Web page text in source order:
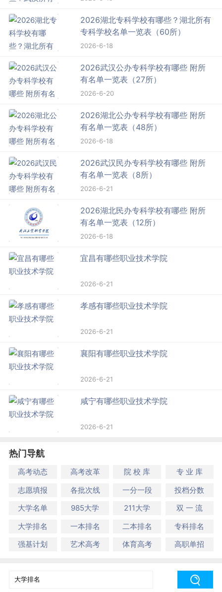
2026湖北专科学校有哪些？湖北所有
专科学校名单一览表（60所）
2026-6-18
2026武汉公办专科学校有哪些 附所
有名单一览表（27所）
2026-6-20
2026湖北公办专科学校有哪些 附所
有名单一览表（48所）
2026-6-18
2026武汉民办专科学校有哪些 附所
有名单一览表（8所）
2026-6-21
2026湖北民办专科学校有哪些 附所
有名单一览表（12所）
2026-6-18
宜昌有哪些职业技术学院
2026-6-21
孝感有哪些职业技术学院
2026-6-21
襄阳有哪些职业技术学院
2026-6-21
咸宁有哪些职业技术学院
2026-6-21
热门导航
高考动态 高考改革 院 校 库
专 业 库
志愿填报
各批次线 一分一段
投档分数
大学名单
985大学 211大学
双 一 流
大学排名
一本排名 二本排名
专科排名
强基计划
艺术高考 体育高考 高职单招